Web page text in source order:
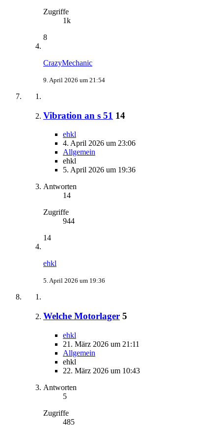
Zugriffe
1k
8
CrazyMechanic
9. April 2026 um 21:54
Vibration an s 51 14
ehkl
4. April 2026 um 23:06
Allgemein
ehkl
5. April 2026 um 19:36
Antworten
14
Zugriffe
944
14
ehkl
5. April 2026 um 19:36
Welche Motorlager 5
ehkl
21. März 2026 um 21:11
Allgemein
ehkl
22. März 2026 um 10:43
Antworten
5
Zugriffe
485